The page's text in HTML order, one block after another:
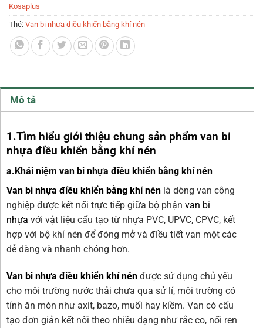
Kosaplus
Thẻ: Van bi nhựa điều khiển bằng khí nén
Mô tả
1.Tìm hiểu giới thiệu chung sản phẩm van bi
nhựa điều khiển bằng khí nén
a.Khái niệm van bi nhựa điều khiển bằng khí nén
Van bi nhựa điều khiển bằng khí nén là dòng van công
nghiệp được kết nối trực tiếp giữa bộ phận van bi
nhựa với vật liệu cấu tạo từ nhựa PVC, UPVC, CPVC, kết
hợp với bộ khí nén để đóng mở và điều tiết van một các
dễ dàng và nhanh chóng hơn.
Van bi nhựa điều khiển khí nén được sử dụng chủ yếu
cho môi trường nước thải chưa qua sử lí, môi trường có
tính ăn mòn như axit, bazo, muối hay kiềm. Van có cấu
tạo đơn giản kết nối theo nhiều dạng như rắc co, nối ren